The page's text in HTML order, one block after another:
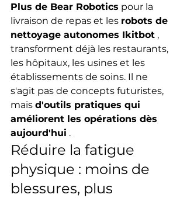
Plus de Bear Robotics pour la
livraison de repas et les robots de
nettoyage autonomes Ikitbot ,
transforment déjà les restaurants,
les hôpitaux, les usines et les
établissements de soins. Il ne
s'agit pas de concepts futuristes,
mais d'outils pratiques qui
améliorent les opérations dès
aujourd'hui .
Réduire la fatigue
physique : moins de
blessures, plus